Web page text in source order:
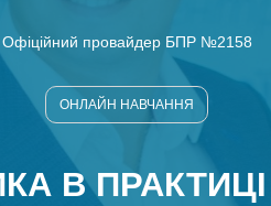
Офіційний провайдер БПР №2158
ОНЛАЙН НАВЧАННЯ
В